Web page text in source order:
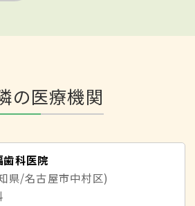
の医療機関
歯科医院
県/名古屋市中村区)